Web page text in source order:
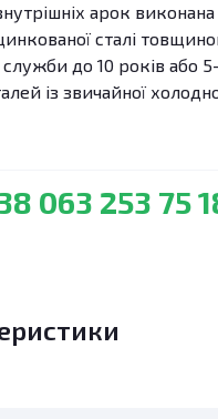
арок виконана
сталі
до 10 років або
із звичайної
063 253 75